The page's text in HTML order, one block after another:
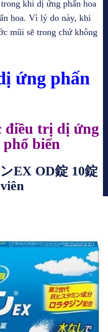
khi dị ứng phấn hoa
hoa. Vì lý do này, khi
mũi sẽ trong chứ không
ứng phấn
điều trị dị ứng
biến
EX OD錠 10錠